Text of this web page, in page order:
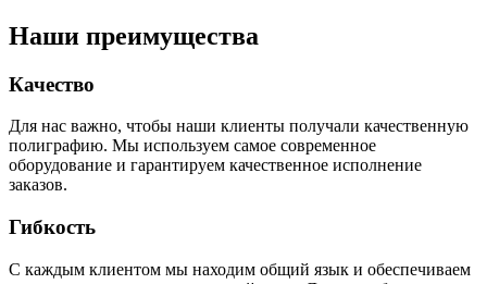
Наши преимущества
Качество
Для нас важно, чтобы наши клиенты получали качественную
полиграфию. Мы используем самое современное
оборудование и гарантируем качественное исполнение
заказов.
Гибкость
С каждым клиентом мы находим общий язык и обеспечиваем